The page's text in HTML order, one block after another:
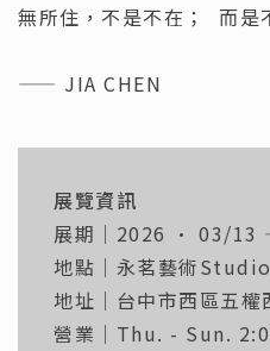
無所住，不是不在； 而是
—— JIA CHEN
展覽資訊
展期｜2026 · 03/13
地點｜永茗藝術Studio
地址｜台中市西區五權
營業｜Thu. - Sun.